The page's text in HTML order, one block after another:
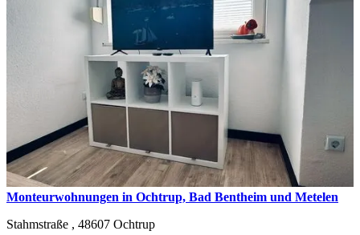
Monteurwohnungen in Ochtrup, Bad Bentheim und Metelen
Stahmstraße , 48607 Ochtrup